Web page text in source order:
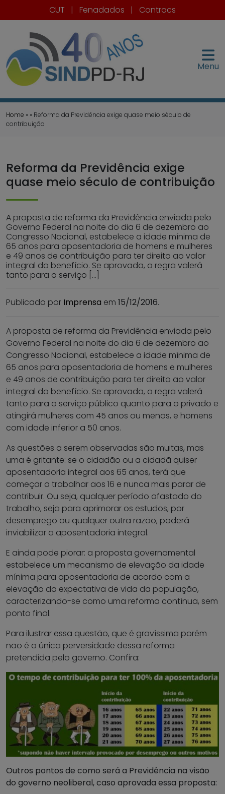
CUT | Fenadados | Contracs
Menu
Home » » Reforma da Previdência exige quase meio século de
contribuição
Reforma da Previdência exige
quase meio século de contribuição
A proposta de reforma da Previdência enviada pelo
Governo Federal na noite do dia 6 de dezembro ao
Congresso Nacional, estabelece a idade mínima de
65 anos para aposentadoria de homens e mulheres
e 49 anos de contribuição para ter direito ao valor
integral do benefício. Se aprovada, a regra valerá
tanto para o serviço […]
Publicado por Imprensa em 15/12/2016.
A proposta de reforma da Previdência enviada pelo
Governo Federal na noite do dia 6 de dezembro ao
Congresso Nacional, estabelece a idade mínima de
65 anos para aposentadoria de homens e mulheres
e 49 anos de contribuição para ter direito ao valor
integral do benefício. Se aprovada, a regra valerá
tanto para o serviço público quanto para o privado e
atingirá mulheres com 45 anos ou menos, e homens
com idade inferior a 50 anos.
As questões a serem observadas são muitas, mas
uma é gritante: se o cidadão ou a cidadã quiser
aposentadoria integral aos 65 anos, terá que
começar a trabalhar aos 16 e nunca mais parar de
contribuir. Ou seja, qualquer período afastado do
trabalho, seja para aprimorar os estudos, por
desemprego ou qualquer outra razão, poderá
inviabilizar a aposentadoria integral.
E ainda pode piorar: a proposta governamental
estabelece um mecanismo de elevação da idade
mínima para aposentadoria de acordo com a
elevação da expectativa de vida da população,
caracterizando-se como uma reforma contínua, sem
ponto final.
Para ilustrar essa questão, que é gravíssima porém
não é a única perversidade dessa reforma
pretendida pelo governo. Confira:
Outros pontos de como será a Previdência na visão
do governo neoliberal, caso aprovada essa proposta: